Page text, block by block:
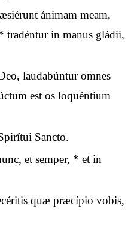
ánimam meam,
in manus gládii,
laudabúntur omnes
est os loquéntium
Sancto.
et semper, * et in
quæ præcípio vobis,